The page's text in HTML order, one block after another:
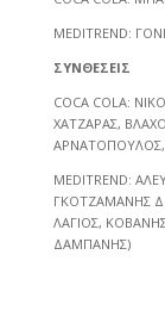
MEDITREND:
ΣΥΝΘΕΣΕΙΣ
COCA COLA:
ΧΑΤΖΑΡΑΣ,
ΑΡΝΑΤΟΠΟΥΛΟΣ,
MEDITREND:
ΓΚΟΤΖΑΜΑΝΗΣ
ΛΑΓΙΟΣ,
ΔΑΜΠΑΝΗΣ)